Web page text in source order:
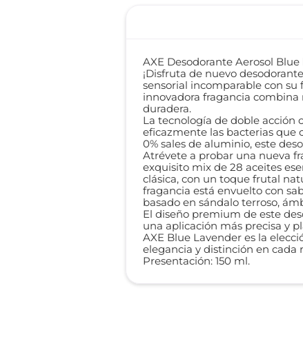
AXE Desodorante Aerosol
¡Disfruta de nuevo
sensorial incomparable con
innovadora fragancia
duradera.
La tecnología de doble acción
eficazmente las bacterias que
0% sales de aluminio, este
Atrévete a probar una nueva
exquisito mix de 28 aceites
clásica, con un toque frutal
fragancia está envuelto con
basado en sándalo terroso,
El diseño premium de este
una aplicación más precisa y
AXE Blue Lavender es la
elegancia y distinción en cada
Presentación: 150 ml.